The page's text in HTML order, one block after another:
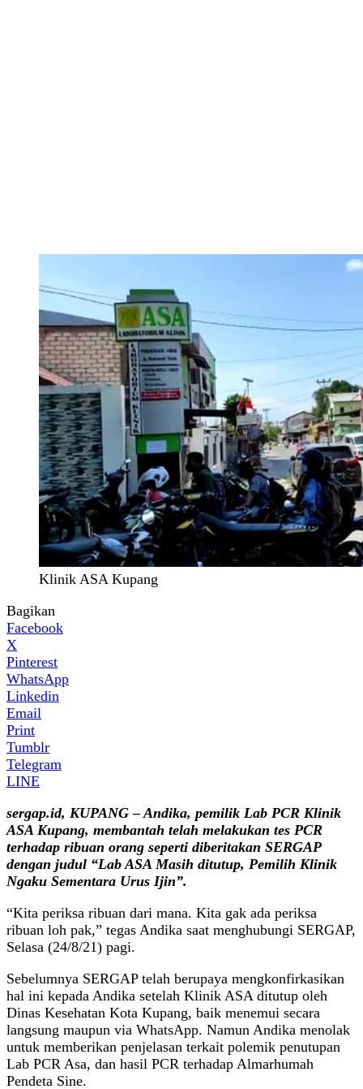
Klinik ASA Kupang
Bagikan
Facebook
X
Pinterest
WhatsApp
Linkedin
Email
Print
Tumblr
Telegram
LINE
sergap.id, KUPANG – Andika, pemilik Lab PCR Klinik
ASA Kupang, membantah telah melakukan tes PCR
terhadap ribuan orang seperti diberitakan SERGAP
dengan judul “Lab ASA Masih ditutup, Pemilih Klinik
Ngaku Sementara Urus Ijin”.
“Kita periksa ribuan dari mana. Kita gak ada periksa
ribuan loh pak,” tegas Andika saat menghubungi SERGAP,
Selasa (24/8/21) pagi.
Sebelumnya SERGAP telah berupaya mengkonfirkasikan
hal ini kepada Andika setelah Klinik ASA ditutup oleh
Dinas Kesehatan Kota Kupang, baik menemui secara
langsung maupun via WhatsApp. Namun Andika menolak
untuk memberikan penjelasan terkait polemik penutupan
Lab PCR Asa, dan hasil PCR terhadap Almarhumah
Pendeta Sine.